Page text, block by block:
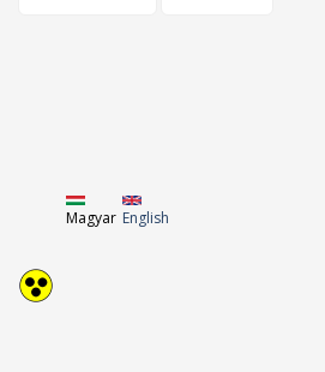
Magyar English